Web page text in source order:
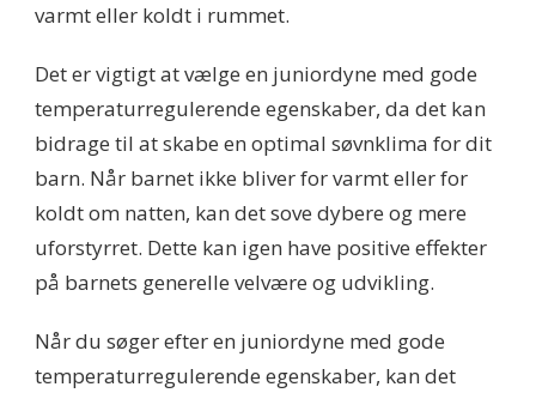
varmt eller koldt i rummet.
Det er vigtigt at vælge en juniordyne med gode
temperaturregulerende egenskaber, da det kan
bidrage til at skabe en optimal søvnklima for dit
barn. Når barnet ikke bliver for varmt eller for
koldt om natten, kan det sove dybere og mere
uforstyrret. Dette kan igen have positive effekter
på barnets generelle velvære og udvikling.
Når du søger efter en juniordyne med gode
temperaturregulerende egenskaber, kan det